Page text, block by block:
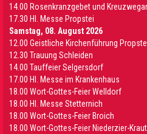
14.00 Rosenkranzgebet und
17.30 Hl. Messe Propstei
Samstag, 08. August 2026
12.00 Geistliche Kirchenführung
12.30 Trauung Schleiden
14.00 Tauffeier Selgersdorf
17.00 Hl. Messe im Krankenhaus
18.00 Wort-Gottes-Feier Welldorf
18.00 Hl. Messe Stetternich
18.00 Wort-Gottes-Feier Broich
18.00 Wort-Gottes-Feier Niederzier-